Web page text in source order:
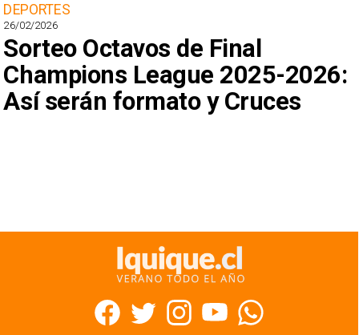
DEPORTES
26/02/2026
Sorteo Octavos de Final
Champions League 2025-2026:
Así serán formato y Cruces